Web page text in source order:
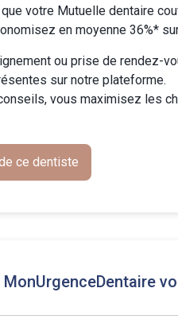
votre Mutuelle dentaire
en moyenne 36%*
ou prise de rendez-
sur notre plateforme.
vous maximisez les
ce dentiste